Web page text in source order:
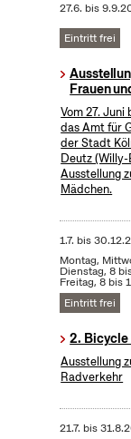
27.6. bis
Eintritt frei
Frauen
Vom 27.
das Amt für
der Stadt
Deutz
Ausstellung
Mädchen.
1.7. bis
Montag,
Dienstag, 8
Freitag, 8 bis
Eintritt frei
2. Bicycle
Ausstellung
Radverkehr
21.7. bis